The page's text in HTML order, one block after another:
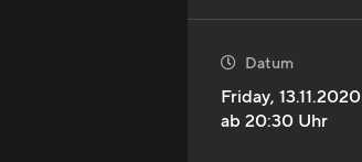
 Datum
Friday, 13.11.2020
ab 20:30 Uhr